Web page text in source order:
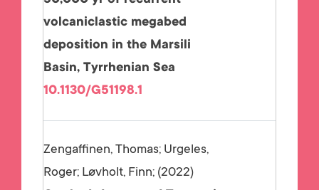
volcaniclastic megabed
deposition in the Marsili
Basin, Tyrrhenian Sea
10.1130/G51198.1
Zengaffinen, Thomas; Urgeles,
Roger; Løvholt, Finn; 2022